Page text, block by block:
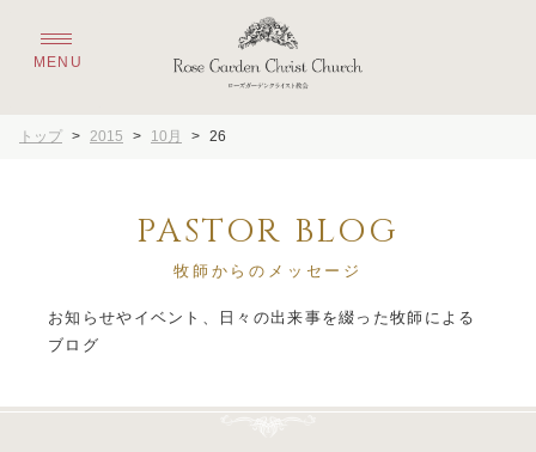
トップ > 2015 > 10月 > 26
PASTOR BLOG
牧師からのメッセージ
お知らせやイベント、日々の出来事を綴った牧師による